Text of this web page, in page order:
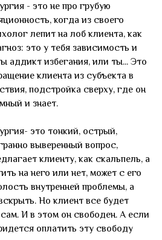
- это не про грубую
когда из своего
лепит на лоб клиента, как
это у тебя зависимость и
аддикт избегания, или ты... Это
клиента из субъекта в
подстройка сверху, где он
и знает.
это тонкий, острый,
выверенный вопрос,
клиенту, как скальпель, а
на него или нет, может с его
внутренней проблемы, а
Но клиент все будет
И в этом он свободен. А если
оплатить эту свободу